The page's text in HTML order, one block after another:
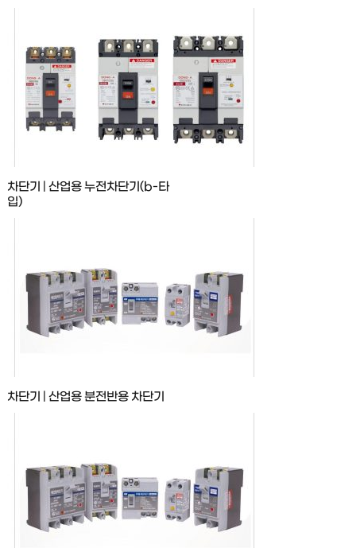
차단기 | 산업용 누전차단기(b-타
입)
차단기 | 산업용 분전반용 차단기